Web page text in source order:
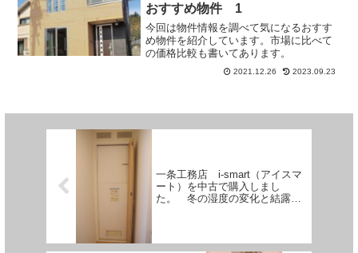
おすすめ物件 1
今回は物件情報を調べて気になるおすす
め物件を紹介しています。市場に比べて
の価格比較も書いてあります。
2021.12.26 2023.09.23
一条工務店 i-smart（アイスマ
ート）を中古で購入しまし
た。 冬の湿度の変化と結露の